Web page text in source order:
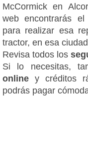
McCormick en
web encontrarás
para realizar esa
tractor, en esa
Revisa todos los
Si lo necesitas,
online y créditos
podrás pagar